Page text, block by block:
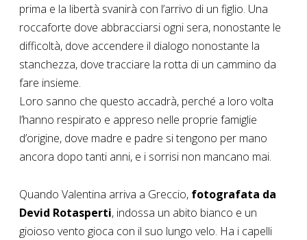
prima e la libertà svanirà con l’arrivo di un figlio. Una
roccaforte dove abbracciarsi ogni sera, nonostante le
difficoltà, dove accendere il dialogo nonostante la
stanchezza, dove tracciare la rotta di un cammino da
fare insieme.
Loro sanno che questo accadrà, perché a loro volta
l’hanno respirato e appreso nelle proprie famiglie
d’origine, dove madre e padre si tengono per mano
ancora dopo tanti anni, e i sorrisi non mancano mai.
Quando Valentina arriva a Greccio, fotografata da
Devid Rotasperti, indossa un abito bianco e un
gioioso vento gioca con il suo lungo velo. Ha i capelli